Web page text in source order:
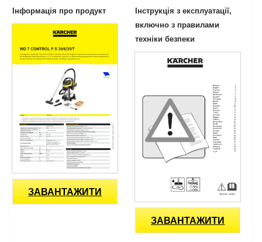
Інформація про продукт
ЗАВАНТАЖИТИ
Інструкція з експлуатації,
включно з правилами
техніки безпеки
ЗАВАНТАЖИТИ